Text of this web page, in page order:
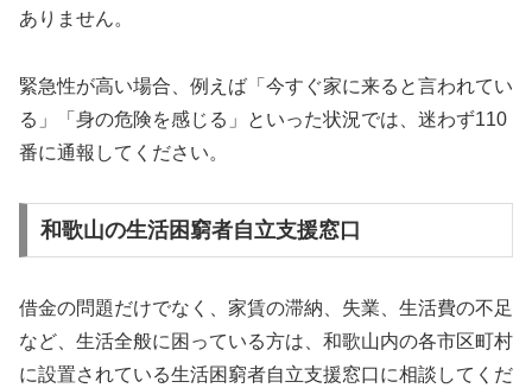
ありません。
緊急性が高い場合、例えば「今すぐ家に来ると言われてい
る」「身の危険を感じる」といった状況では、迷わず110
番に通報してください。
和歌山の生活困窮者自立支援窓口
借金の問題だけでなく、家賃の滞納、失業、生活費の不足
など、生活全般に困っている方は、和歌山内の各市区町村
に設置されている生活困窮者自立支援窓口に相談してくだ